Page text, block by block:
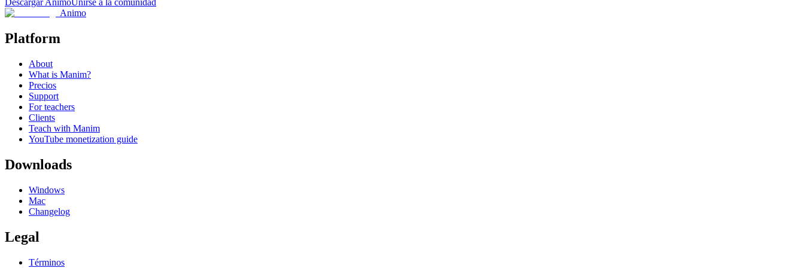
Descargar AnimoUnirse a la comunidad
Animo
Platform
About
What is Manim?
Precios
Support
For teachers
Clients
Teach with Manim
YouTube monetization guide
Downloads
Windows
Mac
Changelog
Legal
Términos